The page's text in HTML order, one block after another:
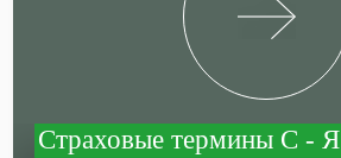
Страховые термины С - Я